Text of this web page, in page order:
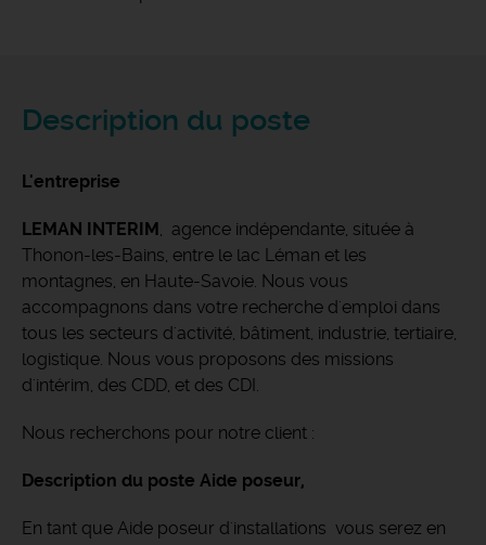
Description du poste
L'entreprise
LEMAN INTERIM, agence indépendante, située à
Thonon-les-Bains, entre le lac Léman et les
montagnes, en Haute-Savoie. Nous vous
accompagnons dans votre recherche d'emploi dans
tous les secteurs d'activité, bâtiment, industrie, tertiaire,
logistique. Nous vous proposons des missions
d'intérim, des CDD, et des CDI.
Nous recherchons pour notre client :
Description du poste Aide poseur,
En tant que Aide poseur d'installations vous serez en